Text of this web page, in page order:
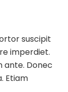
suscipit
imperdiet.
ante. Donec
Etiam